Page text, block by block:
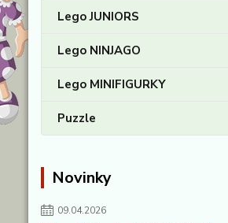
Lego JUNIORS
Lego NINJAGO
Lego MINIFIGURKY
Puzzle
Novinky
09.04.2026